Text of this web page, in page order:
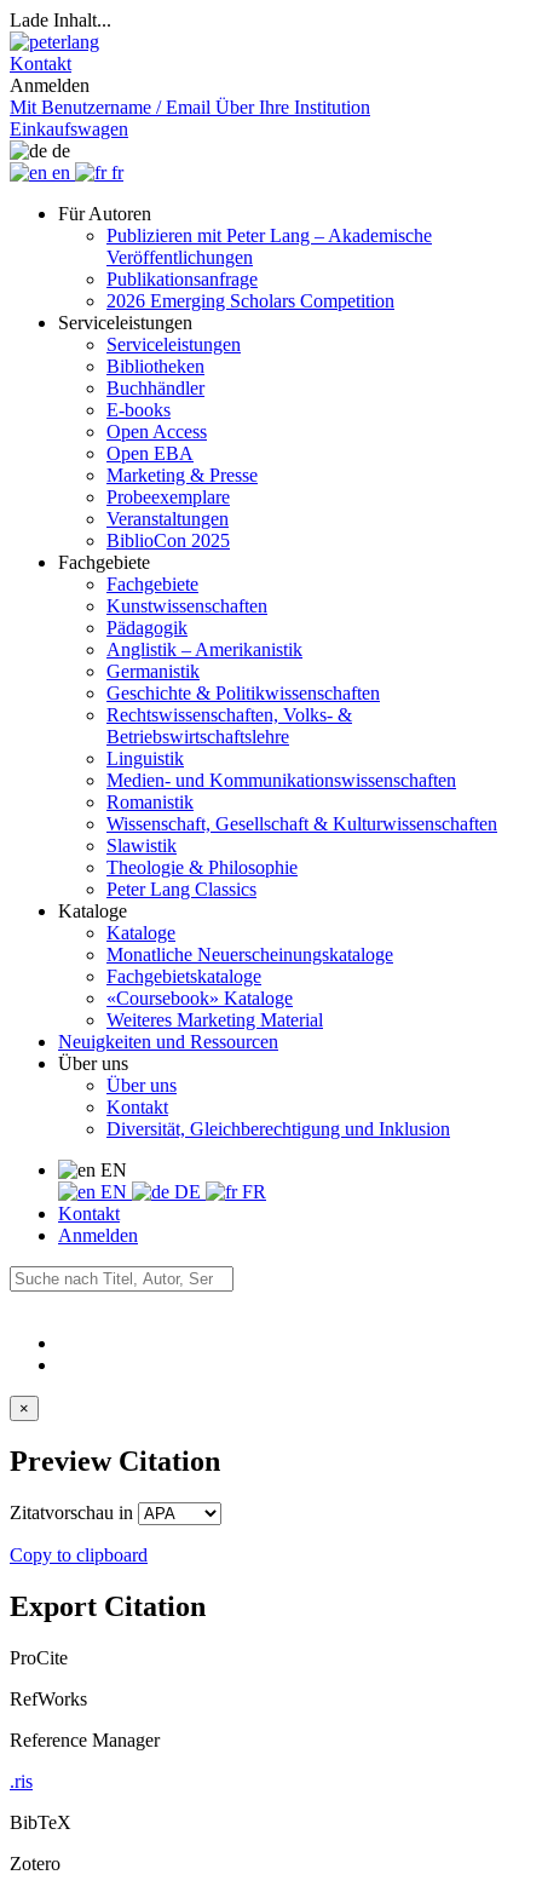
Lade Inhalt...
Kontakt
Anmelden
Mit Benutzername / Email Über Ihre Institution
Einkaufswagen
de
en
fr
Für Autoren
Publizieren mit Peter Lang – Akademische
Veröffentlichungen
Publikationsanfrage
2026 Emerging Scholars Competition
Serviceleistungen
Serviceleistungen
Bibliotheken
Buchhändler
E-books
Open Access
Open EBA
Marketing & Presse
Probeexemplare
Veranstaltungen
BiblioCon 2025
Fachgebiete
Fachgebiete
Kunstwissenschaften
Pädagogik
Anglistik – Amerikanistik
Germanistik
Geschichte & Politikwissenschaften
Rechtswissenschaften, Volks- &
Betriebswirtschaftslehre
Linguistik
Medien- und Kommunikationswissenschaften
Romanistik
Wissenschaft, Gesellschaft & Kulturwissenschaften
Slawistik
Theologie & Philosophie
Peter Lang Classics
Kataloge
Kataloge
Monatliche Neuerscheinungskataloge
Fachgebietskataloge
«Coursebook» Kataloge
Weiteres Marketing Material
Neuigkeiten und Ressourcen
Über uns
Über uns
Kontakt
Diversität, Gleichberechtigung und Inklusion
EN
EN
DE
FR
Kontakt
Anmelden
×
Preview Citation
Zitatvorschau in
Copy to clipboard
Export Citation
ProCite
RefWorks
Reference Manager
.ris
BibTeX
Zotero